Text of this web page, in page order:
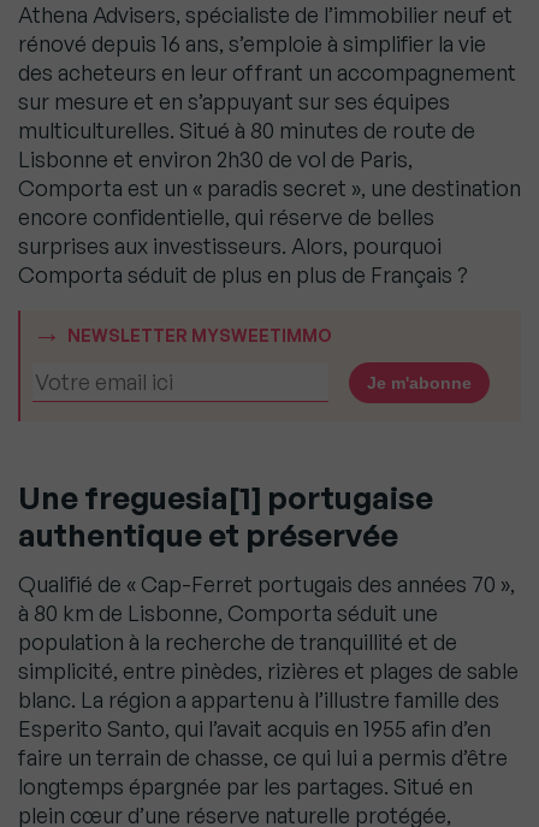
Athena Advisers, spécialiste de l’immobilier neuf et
rénové depuis 16 ans, s’emploie à simplifier la vie
des acheteurs en leur offrant un accompagnement
sur mesure et en s’appuyant sur ses équipes
multiculturelles. Situé à 80 minutes de route de
Lisbonne et environ 2h30 de vol de Paris,
Comporta est un « paradis secret », une destination
encore confidentielle, qui réserve de belles
surprises aux investisseurs. Alors, pourquoi
Comporta séduit de plus en plus de Français ?
NEWSLETTER MYSWEETIMMO
Une freguesia[1] portugaise
authentique et préservée
Qualifié de « Cap-Ferret portugais des années 70 »,
à 80 km de Lisbonne, Comporta séduit une
population à la recherche de tranquillité et de
simplicité, entre pinèdes, rizières et plages de sable
blanc. La région a appartenu à l’illustre famille des
Esperito Santo, qui l’avait acquis en 1955 afin d’en
faire un terrain de chasse, ce qui lui a permis d’être
longtemps épargnée par les partages. Situé en
plein cœur d’une réserve naturelle protégée,